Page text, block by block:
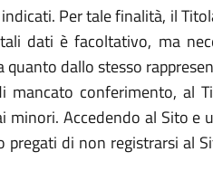
Per tale finalità, il
dati è facoltativo, ma
dallo stesso
conferimento, al
Accedendo al Sito e
di non registrarsi al